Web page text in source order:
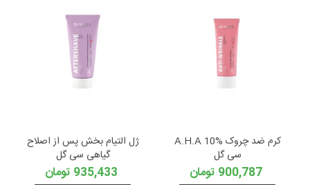
کرم ضد چروک A.H.A 10%
سی گل
900,787 تومان
ژل التیام بخش پس از اصلاح
گیاهی سی گل
935,433 تومان